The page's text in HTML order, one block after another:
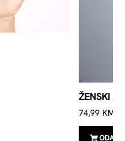
ŽENSKI
74,99 KM